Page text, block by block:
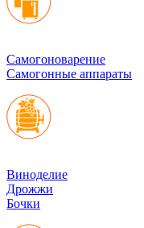
Cамогоноварение
Самогонные аппараты
Виноделие
Дрожжи
Бочки